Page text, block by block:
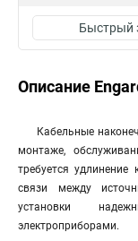
Быстрый
Описание
Кабельные
монтаже,
требуется удлинение
связи между
установки
электроприборами.